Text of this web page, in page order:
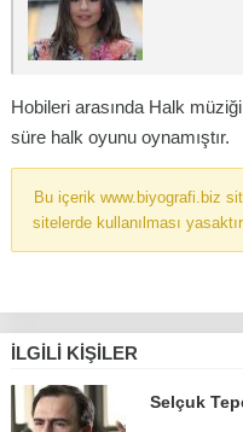
Hobileri arasında Halk
süre halk oyunu oynamıştır.
Bu içerik www.biyografi.biz
sitelerde kullanılması yasaktır.
İLGILI KIŞILER
Selçuk